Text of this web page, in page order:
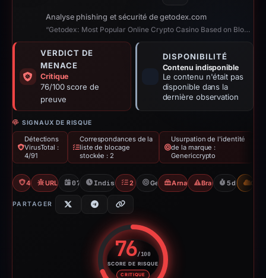
Analyse phishing et sécurité de getodex.com
“Getodex: Most Popular Online Crypto Casino Based on Blockchain”
VERDICT DE
MENACE
Critique
76/100 score de
preuve
DISPONIBILITÉ
Contenu indisponible
Le contenu n'était pas
disponible dans la
dernière observation
SIGNAUX DE RISQUE
Détections
VirusTotal :
4/91
Correspondances de la
liste de blocage
stockée : 2
Usurpation de l'identité
de la marque :
Genericcrypto
4/91 VTURLQuery: 2 detections
07/05/2026Indisponible depuis 12/05/2026
2 BlocklistsGenericcryptoArnaque aux jeux de hasard
Brand 5d to CDN
PARTAGER
76/100
SCORE DE RISQUE
CRITIQUE
Score de risque : 76 sur